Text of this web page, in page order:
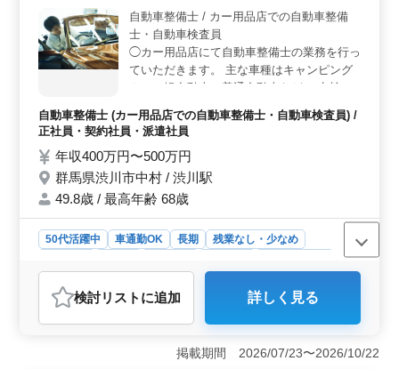
富です。 ＜充実の福利厚生＞ 年収400万〜500万
円、通勤手当全額支給、年2回の賞与あり。雇用・労災・
健康・厚生に関する充実した福利厚生が整っており、安
心して働けます。是非、私たちと一緒に成長しましょ
自動車整備士 / カー用品店での自動車整備
士・自動車検査員
◯カー用品店にて自動車整備士の業務を行っ
ていただきます。 主な車種はキャンピング
カーと軽自動車、普通自動車など ・点検整
備、緊急整備、分解整備 ・車検対応 ・部品
取り付け、交換、発注、補修 等 ※基本的に
残業は少ない為、プライベートな時間を作る
ことも出来ます。 40〜50代の方がご活躍さ
れています。 中高年の方のご応募をお待ち
しております。
自動車整備士 (カー用品店での自動車整備士・自動車検査員) /
正社員・契約社員・派遣社員
年収400万円〜500万円
群馬県渋川市中村 / 渋川駅
49.8歳 / 最高年齢 68歳
50代活躍中 車通勤OK 長期
残業なし・少なめ
おすすめポイント
＜自動車整備士のお仕事＞ 群馬県渋川市中村に位置す
るカー用品店で、自動車整備士の業務を担当します。主
にキャンピングカーや軽自動車、普通自動車などの整備
を行います。点検整備や車検対応、部品の取り付けや交
検討リスト に追加 詳しく見る
掲載期間 2026/07/23〜2026/10/22